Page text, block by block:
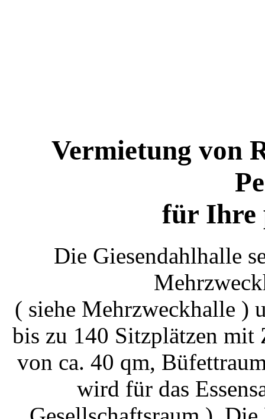
Vermietung von
für Ihre
Die Giesendahlhalle
( siehe Mehrzweckhalle )
bis zu 140 Sitzplätzen mit
von ca. 40 qm,
wird für das